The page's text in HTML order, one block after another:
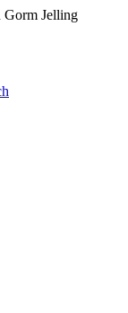
Gorm Jelling